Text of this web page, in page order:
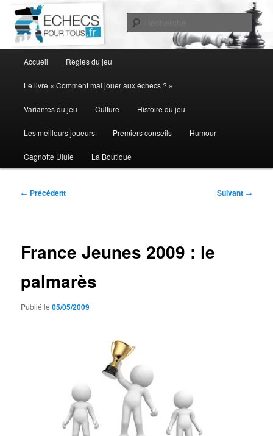
contenu
principal
principal
Accueil Règles du jeu
Le livre « Comment mal jouer aux échecs ? »
Variantes du jeu Culture Histoire du jeu
Les meilleurs joueurs Premiers conseils Humour
Cagnotte Ulule La Boutique
Navigation
← Précédent Suivant →
France Jeunes 2009 : le
palmarès
Publié le05/05/2009